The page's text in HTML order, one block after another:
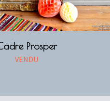
Prosper
VENDU